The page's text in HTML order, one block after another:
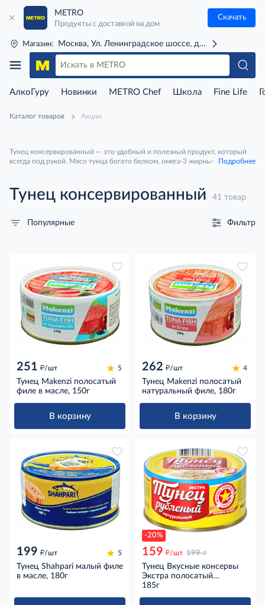
METRO
Продукты с доставкой на дом
Скачать
Магазин: Москва, Ул. Ленинградское шоссе, д. 71Г (м. Речной
АлкоГуру Новинки METRO Chef Школа Fine Life
Каталог товаров Акции
Тунец консервированный — это удобный и полезный продукт, который
всегда под рукой. Мясо тунца богато белком, омега-3 жирными
масле, а также кусочки или стейки. Идеально подходит для быстрых
салатов, сэндвичей, пасты и горячих блюд.
Подробнее
Тунец консервированный 41 товар
Популярные Фильтр
251 д/шт 5
Тунец Makenzi полосатый
филе в масле, 150г
В корзину
262 д/шт 4
Тунец Makenzi полосатый
натуральный филе, 180г
В корзину
199 д/шт 5
Тунец Shahpari малый филе
в масле, 180г
-20%
159 д/шт 199 д
Тунец Вкусные консервы
Экстра полосатый
рубленый натуральный,
185г